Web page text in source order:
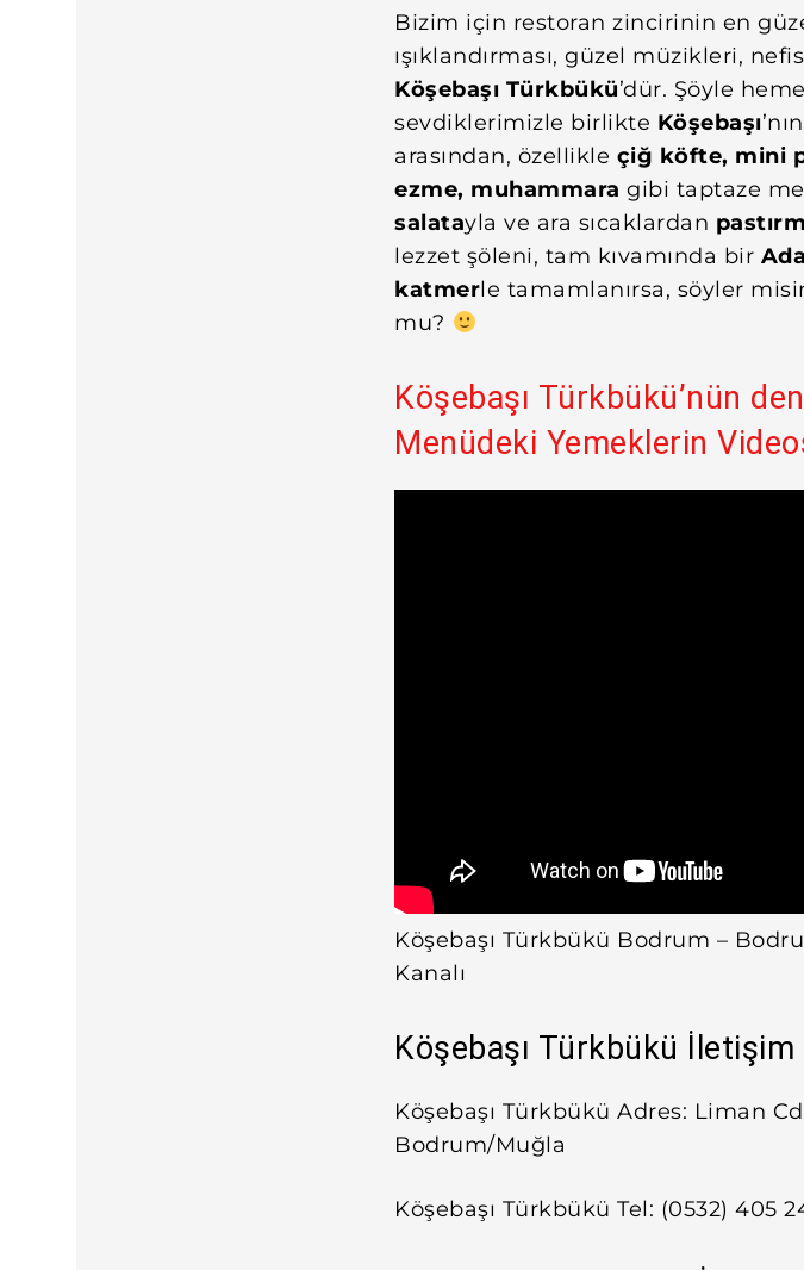
Bizim için restoran zincirinin en
ışıklandırması, güzel müzikleri,
Köşebaşı Türkbükü’dür. Şöyle
sevdiklerimizle birlikte Köşebaşı
arasından, özellikle çiğ köfte, mini
ezme, muhammara gibi taptaze
salatayla ve ara sıcaklardan
lezzet şöleni, tam kıvamında bir
katmerle tamamlanırsa, söyler
mu?
Köşebaşı Türkbükü’nün
Menüdeki Yemeklerin
Köşebaşı Türkbükü Bodrum –
Kanalı
Köşebaşı Türkbükü
Köşebaşı Türkbükü Adres: Liman
Bodrum/Muğla
Köşebaşı Türkbükü Tel: (0532) 405